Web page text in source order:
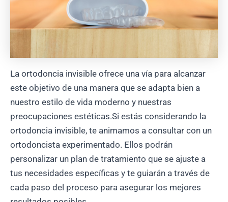
La ortodoncia invisible ofrece una vía para alcanzar
este objetivo de una manera que se adapta bien a
nuestro estilo de vida moderno y nuestras
preocupaciones estéticas.Si estás considerando la
ortodoncia invisible, te animamos a consultar con un
ortodoncista experimentado. Ellos podrán
personalizar un plan de tratamiento que se ajuste a
tus necesidades específicas y te guiarán a través de
cada paso del proceso para asegurar los mejores